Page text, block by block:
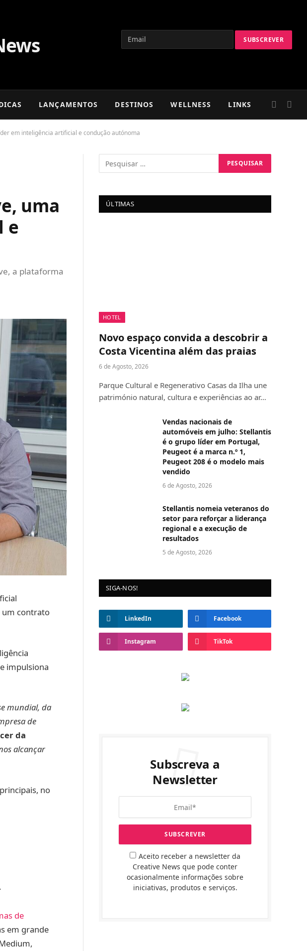
LANÇAMENTOS DESTINOS WELLNESS LINKS
em inteligência artificial e condução autónoma
uma
e
a plataforma
um contrato
impulsiona
mundial, da
de
da
alcançar
no
de
em grande
ÚLTIMAS
HOTEL
Novo espaço convida a descobrir a
Costa Vicentina além das praias
6 de Agosto, 2026
Parque Cultural e Regenerativo Casas da Ilha une
património natural, cultura e experiências ao ar…
Vendas nacionais de
automóveis em julho: Stellantis
é o grupo líder em Portugal,
Peugeot é a marca n.º 1,
Peugeot 208 é o modelo mais
vendido
6 de Agosto, 2026
Stellantis nomeia veteranos do
setor para reforçar a liderança
regional e a execução de
resultados
5 de Agosto, 2026
SIGA-NOS!
LinkedIn Facebook
Instagram TikTok
Subscreva a
Newsletter
Aceito receber a newsletter da
Creative News que pode conter
ocasionalmente informações sobre
iniciativas, produtos e serviços.